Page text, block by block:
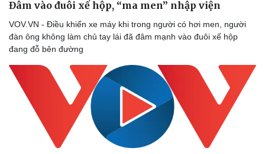
Đâm vào đuôi xế hộp, “ma men” nhập viện
VOV.VN - Điều khiển xe máy khi trong người có hơi men, người
đàn ông không làm chủ tay lái đã đâm mạnh vào đuôi xế hộp
đang đỗ bên đường